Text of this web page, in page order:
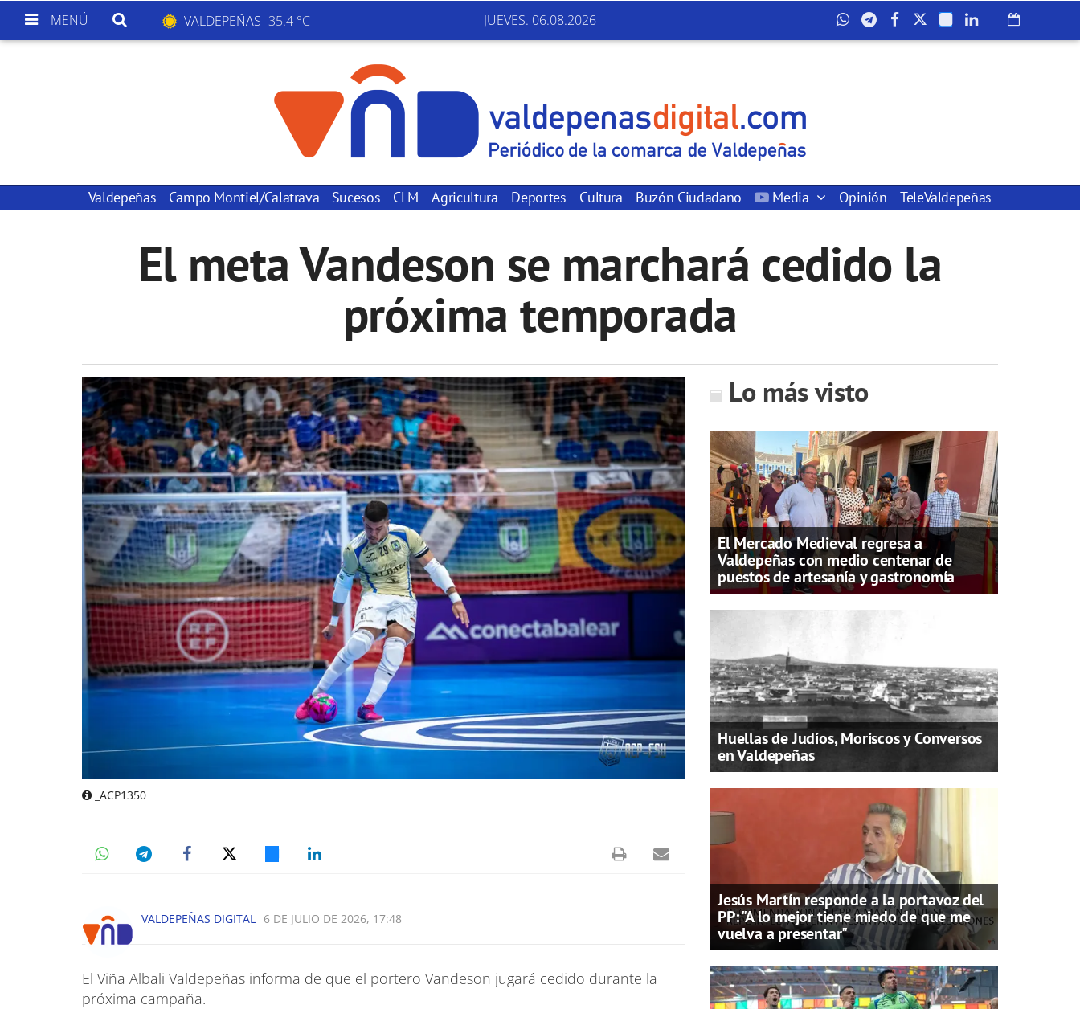
MENÚ VALDEPEÑAS 35.4 °C JUEVES. 06.08.2026
Valdepeñas Campo Montiel/Calatrava Sucesos CLM Agricultura Deportes Cultura Buzón Ciudadano Media Opinión TeleValdepeñas
El meta Vandeson se marchará cedido la
próxima temporada
_ACP1350
VALDEPEÑAS DIGITAL 6 DE JULIO DE 2026, 17:48
El Viña Albali Valdepeñas informa de que el portero Vandeson jugará cedido durante la
próxima campaña.
Lo más visto
El Mercado Medieval regresa a
Valdepeñas con medio centenar de
puestos de artesanía y gastronomía
Huellas de Judíos, Moriscos y Conversos
en Valdepeñas
Jesús Martín responde a la portavoz del
PP: "A lo mejor tiene miedo de que me
vuelva a presentar"